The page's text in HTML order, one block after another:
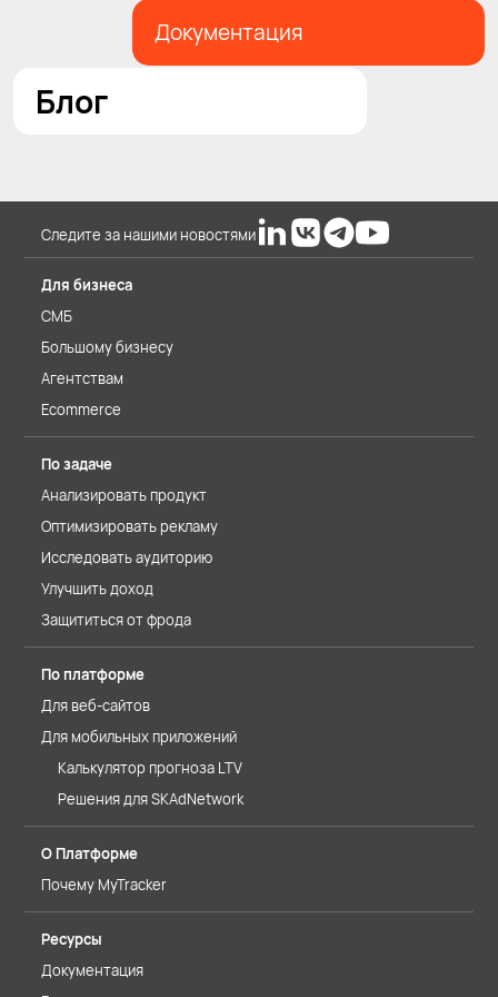
Документация
Блог
Следите за нашими новостями
Для бизнеса
СМБ
Большому бизнесу
Агентствам
Ecommerce
По задаче
Анализировать продукт
Оптимизировать рекламу
Исследовать аудиторию
Улучшить доход
Защититься от фрода
По платформе
Для веб-сайтов
Для мобильных приложений
Калькулятор прогноза LTV
Решения для SKAdNetwork
О Платформе
Почему MyTracker
Ресурсы
Документация